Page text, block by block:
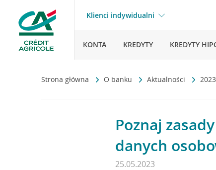
Klienci indywidualni
KONTA KREDYTY KREDYTY
Strona główna O banku Aktualności 2023
Poznaj
danych
25.05.2023